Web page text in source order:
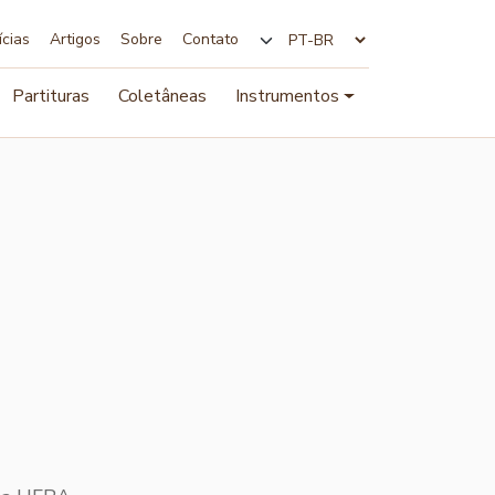
Artigos Sobre Contato
Partituras Coletâneas Instrumentos